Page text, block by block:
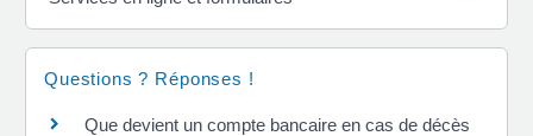
Questions ? Réponses !
Que devient un compte bancaire en cas de décès